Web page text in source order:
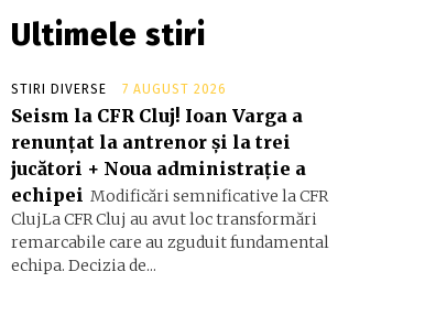
Ultimele stiri
STIRI DIVERSE 7 AUGUST 2026
Seism la CFR Cluj! Ioan Varga a
renunțat la antrenor și la trei
jucători + Noua administrație a
echipei Modificări semnificative la CFR
ClujLa CFR Cluj au avut loc transformări
remarcabile care au zguduit fundamental
echipa. Decizia de...